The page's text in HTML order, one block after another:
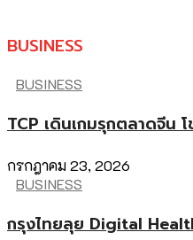
BUSINESS
BUSINESS
TCP เดินเกมรุกตลาดจีน
กรกฎาคม 23, 2026
BUSINESS
กรุงไทยลุย Digital